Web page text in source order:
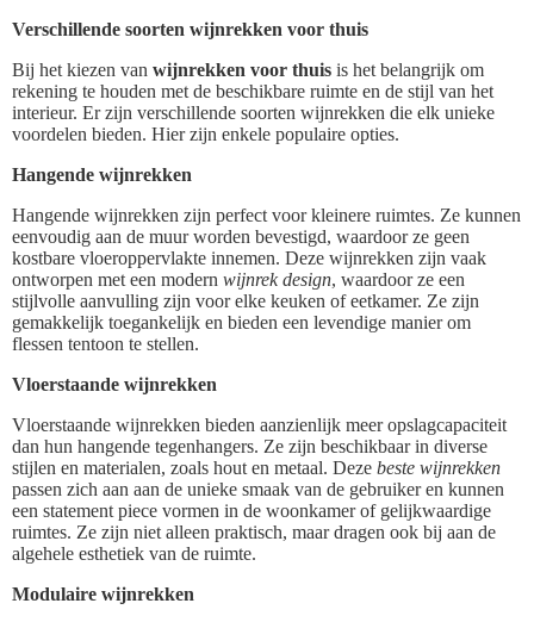
Verschillende soorten wijnrekken voor thuis
Bij het kiezen van wijnrekken voor thuis is het belangrijk om
rekening te houden met de beschikbare ruimte en de stijl van het
interieur. Er zijn verschillende soorten wijnrekken die elk unieke
voordelen bieden. Hier zijn enkele populaire opties.
Hangende wijnrekken
Hangende wijnrekken zijn perfect voor kleinere ruimtes. Ze kunnen
eenvoudig aan de muur worden bevestigd, waardoor ze geen
kostbare vloeroppervlakte innemen. Deze wijnrekken zijn vaak
ontworpen met een modern wijnrek design, waardoor ze een
stijlvolle aanvulling zijn voor elke keuken of eetkamer. Ze zijn
gemakkelijk toegankelijk en bieden een levendige manier om
flessen tentoon te stellen.
Vloerstaande wijnrekken
Vloerstaande wijnrekken bieden aanzienlijk meer opslagcapaciteit
dan hun hangende tegenhangers. Ze zijn beschikbaar in diverse
stijlen en materialen, zoals hout en metaal. Deze beste wijnrekken
passen zich aan aan de unieke smaak van de gebruiker en kunnen
een statement piece vormen in de woonkamer of gelijkwaardige
ruimtes. Ze zijn niet alleen praktisch, maar dragen ook bij aan de
algehele esthetiek van de ruimte.
Modulaire wijnrekken